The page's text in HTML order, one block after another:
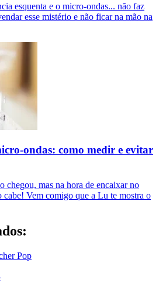
esquenta e o micro-ondas... não faz
esse mistério e não ficar na mão na
ondas: como medir e evitar
chegou, mas na hora de encaixar no
cabe! Vem comigo que a Lu te mostra o
Pop